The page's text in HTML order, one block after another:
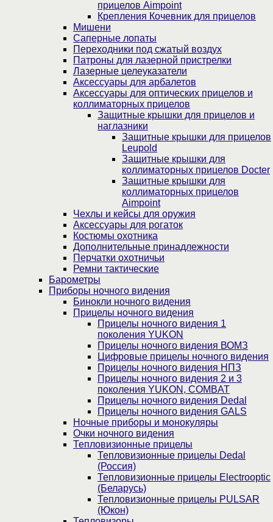
прицелов Aimpoint
Крепления Кочевник для прицелов
Мишени
Саперные лопаты
Переходники под сжатый воздух
Патроны для лазерной пристрелки
Лазерные целеуказатели
Аксессуары для арбалетов
Аксессуары для оптических прицелов и
коллиматорных прицелов
Защитные крышки для прицелов и
наглазники
Защитные крышки для прицелов
Leupold
Защитные крышки для
коллиматорных прицелов Docter
Защитные крышки для
коллиматорных прицелов
Aimpoint
Чехлы и кейсы для оружия
Аксессуары для рогаток
Костюмы охотника
Дополнительные принадлежности
Перчатки охотничьи
Ремни тактические
Барометры
Приборы ночного видения
Бинокли ночного видения
Прицелы ночного видения
Прицелы ночного видения 1
поколения YUKON
Прицелы ночного видения ВОМЗ
Цифровые прицелы ночного видения
Прицелы ночного видения НПЗ
Прицелы ночного видения 2 и 3
поколения YUKON, COMBAT
Прицелы ночного видения Dedal
Прицелы ночного видения GALS
Ночные приборы и монокуляры
Очки ночного видения
Тепловизионные прицелы
Тепловизионные прицелы Dedal
(Россия)
Тепловизионные прицелы Electrooptic
(Беларусь)
Тепловизионные прицелы PULSAR
(Юкон)